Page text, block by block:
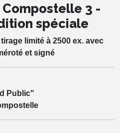
3 -
spéciale
limité à 2500 ex. avec
et signé
Public"